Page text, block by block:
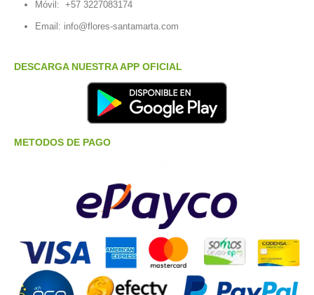
Móvil: +57 3227083174
Email: info@flores-santamarta.com
DESCARGA NUESTRA APP OFICIAL
METODOS DE PAGO